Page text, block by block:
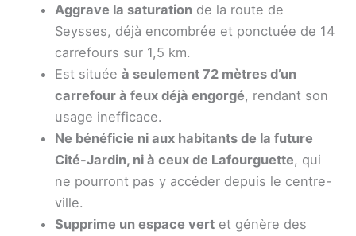
Aggrave la saturation de la route de
Seysses, déjà encombrée et ponctuée de 14
carrefours sur 1,5 km.
Est situéeà seulement 72 mètres d’un
carrefour à feux déjà engorgé, rendant son
usage inefficace.
Ne bénéficie ni aux habitants de la future
Cité-Jardin, ni à ceux de Lafourguette, qui
ne pourront pas y accéder depuis le centre-
ville.
Supprime un espace vert et génère des